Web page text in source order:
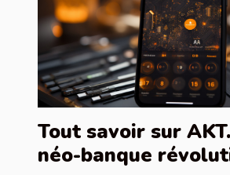
Tout savoir sur
néo-banque